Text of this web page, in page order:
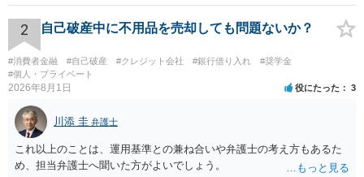
2 自己破産中に不用品を売却しても問題ないか？
#消費者金融 #自己破産 #クレジット会社 #銀行借り入れ
#奨学金
#個人・プライベート
2026年8月1日 役にたった 3
川添 圭 弁護士
これ以上のことは、運用基準との兼ね合いや弁護士の考え方もあるた
め、担当弁護士へ聞いた方がよいでしょう。